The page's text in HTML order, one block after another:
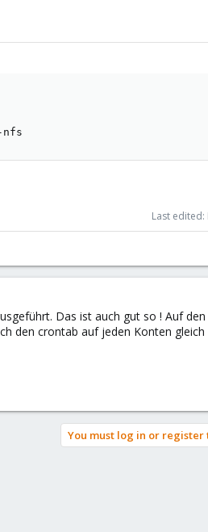
nfs
Last edited:
Das ist auch gut so ! Auf den
den crontab auf jeden Konten gleich
You must log in or register